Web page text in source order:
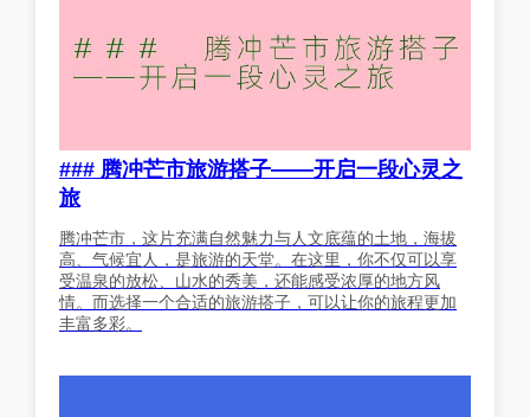
### 腾冲芒市旅游搭子——开启一段心灵之
旅
腾冲芒市，这片充满自然魅力与人文底蕴的土地，海拔
高、气候宜人，是旅游的天堂。在这里，你不仅可以享
受温泉的放松、山水的秀美，还能感受浓厚的地方风
情。而选择一个合适的旅游搭子，可以让你的旅程更加
丰富多彩。